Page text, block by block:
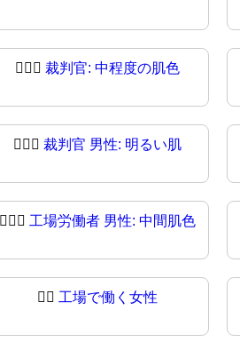
🧑🏾‍⚖裁判官: 中程度の肌色
👨🏻‍⚖️裁判官 男性: 明るい肌
👨🏽‍⚖ 工場労働者 男性: 中間肌色
👩‍⚖️ 工場で働く女性